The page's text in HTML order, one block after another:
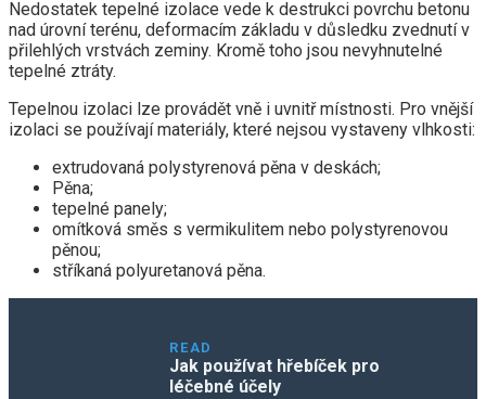
Nedostatek tepelné izolace vede k destrukci povrchu betonu
nad úrovní terénu, deformacím základu v důsledku zvednutí v
přilehlých vrstvách zeminy. Kromě toho jsou nevyhnutelné
tepelné ztráty.
Tepelnou izolaci lze provádět vně i uvnitř místnosti. Pro vnější
izolaci se používají materiály, které nejsou vystaveny vlhkosti:
extrudovaná polystyrenová pěna v deskách;
Pěna;
tepelné panely;
omítková směs s vermikulitem nebo polystyrenovou
pěnou;
stříkaná polyuretanová pěna.
READ
Jak používat hřebíček pro
léčebné účely